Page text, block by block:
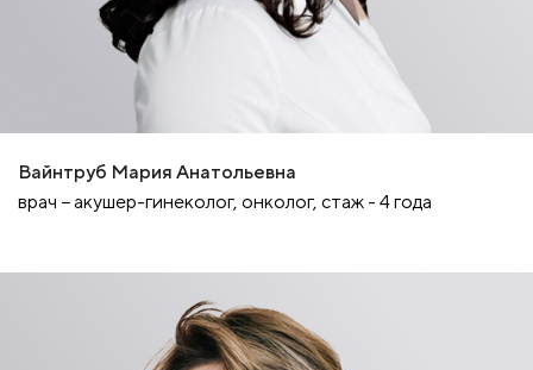
Вайнтруб Мария Анатольевна
врач − акушер-гинеколог, онколог, стаж - 4 года